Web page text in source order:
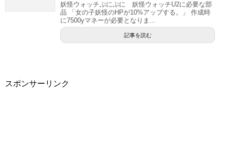
妖怪ウォッチぷにぷに 妖怪ウォッチU2に必要な部
品 「女の子妖怪のHPが10%アップする。」 作成時
に7500yマネーが必要となりま...
記事を読む
スポンサーリンク